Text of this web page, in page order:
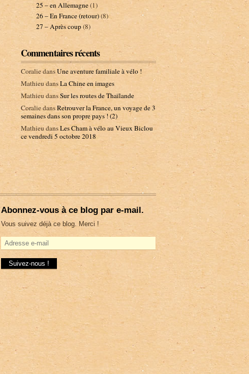
25 – en Allemagne(1)
26 – En France (retour)(8)
27 – Après coup(8)
Commentaires récents
CoraliedansUne aventure familiale à vélo !
MathieudansLa Chine en images
Mathieu dansSur les routes de Thaïlande
CoraliedansRetrouver la France, un voyage de 3
semaines dans son propre pays ! (2)
MathieudansLes Cham à vélo au Vieux Biclou
ce vendredi 5 octobre 2018
Abonnez-vous à ce blog par e-mail.
Vous suivez déjà ce blog. Merci !
A
d
r
e
i
l